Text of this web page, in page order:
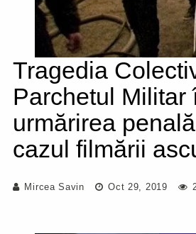
Tragedia
Parchetul Militar
urmărirea
cazul filmării
Mircea Savin Oct 29, 2019